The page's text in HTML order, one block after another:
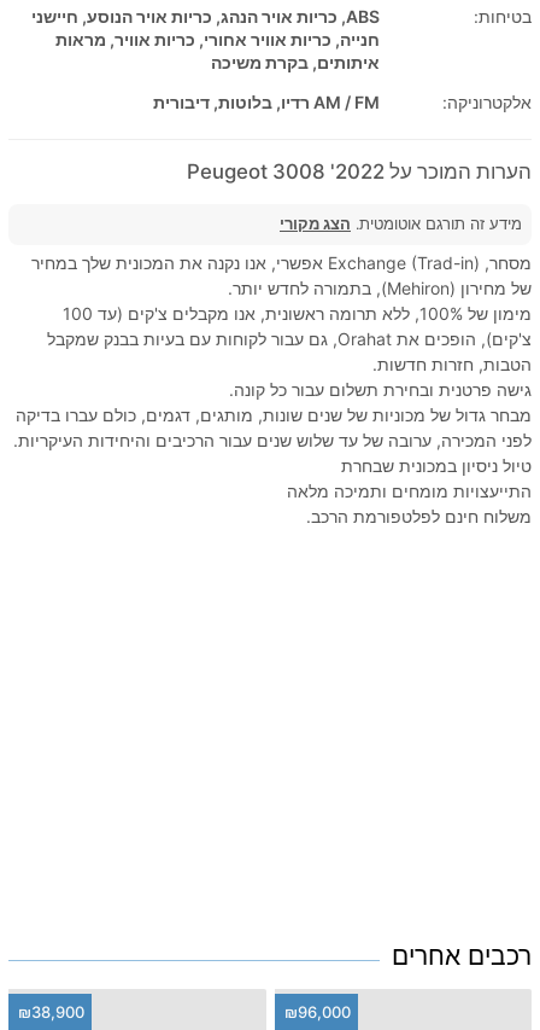
בטיחות:
ABS, כריות אויר הנהג, כריות אויר הנוסע, חיישני
חנייה, כריות אוויר אחורי, כריות אוויר, מראות
איתותים, בקרת משיכה
אלקטרוניקה:
AM / FM רדיו, בלוטות, דיבורית
הערות המוכר על 2022' Peugeot 3008
מידע זה תורגם אוטומטית. הצג מקורי
מסחר, Exchange (Trad-in) אפשרי, אנו נקנה את המכונית שלך במחיר
של מחירון (Mehiron), בתמורה לחדש יותר.
מימון של 100%, ללא תרומה ראשונית, אנו מקבלים צ'קים (עד 100
צ'קים), הופכים את Orahat, גם עבור לקוחות עם בעיות בבנק שמקבל
הטבות, חזרות חדשות.
גישה פרטנית ובחירת תשלום עבור כל קונה.
מבחר גדול של מכוניות של שנים שונות, מותגים, דגמים, כולם עברו בדיקה
לפני המכירה, ערובה של עד שלוש שנים עבור הרכיבים והיחידות העיקריות.
טיול ניסיון במכונית שבחרת
התייעצויות מומחים ותמיכה מלאה
משלוח חינם לפלטפורמת הרכב.
רכבים אחרים
₪96,000
₪38,900